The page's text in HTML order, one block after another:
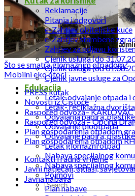
Reklamacije
Pitanja i odgovori
e-Zahtjev obiteljske kuće
e-Zahtjev stambene
Zahtjev za odjavu
Cjenik usluga (do
Cjenik usluga (od
Cjenik javne usluge za
Edukacija
Letak-odvajanje otpada i
Letak- reciklažna dvorišta
Odvajanja papira,
Odvajanje biootpada
Odvajanje papira,
Letak glomazni otpad
Nabava specijalnog
Nabava specijalnog
Pojmovi
Što se smatra glomaznim otpadom?
Mobilni eko otoci
PRESS kutak
Novosti iz Čistoće
Raspored odvoza– KARLOVAC
Raspored odvoza – Općina
Plan gospodarenja otpadom
Plan gospodarenja otpadom
Kontakti i radno vrijeme
Javni natječaji, oglasi,
Javna nabava
Plan nabave